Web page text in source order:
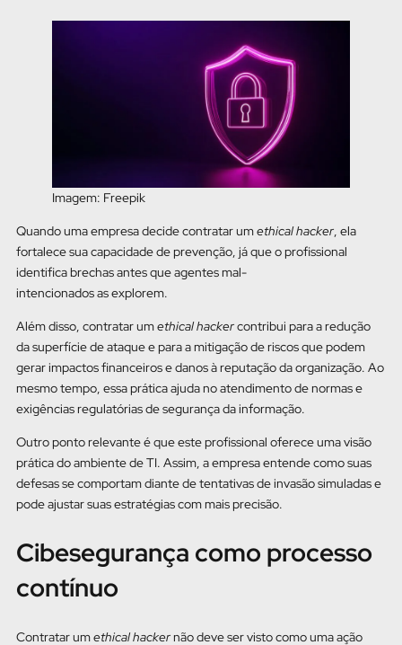
Imagem: Freepik
Quando uma empresa decide contratar umethical hacker, ela
fortalece sua capacidade de prevenção, já que o profissional
identifica brechas antes que agentes mal-
intencionados as explorem.
Além disso, contratar umethical hackercontribui para a redução
da superfície de ataque e para a mitigação de riscos que podem
gerar impactos financeiros e danos à reputação da organização. Ao
mesmo tempo, essa prática ajuda no atendimento de normas e
exigências regulatórias de segurança da informação.
Outro ponto relevante é que este profissional oferece uma visão
prática do ambiente de TI. Assim, a empresa entende como suas
defesas se comportam diante de tentativas de invasão simuladas e
pode ajustar suas estratégias com mais precisão.
Cibesegurança como processo
contínuo
Contratar umethical hackernão deve ser visto como uma ação